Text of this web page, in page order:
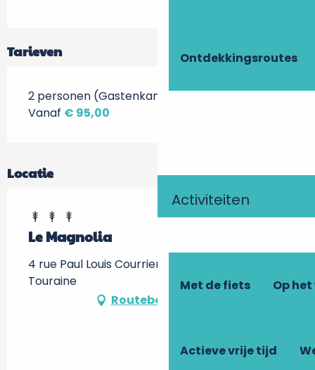
Ontdekkingsroutes
Activiteiten
Met de fiets Op
Actieve vrije tijd
Tarieven
2 personen (Gastenkamers + ontbijt)
Vanaf € 95,00
Locatie
Le Magnolia
4 rue Paul Louis Courrier, 37150 La Croix-en-
Touraine
Routebeschrijving